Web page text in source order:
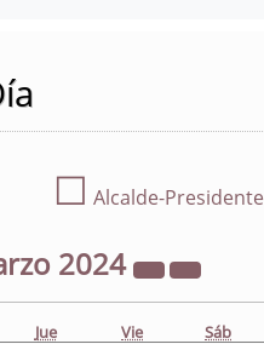
☐ Alcalde-Presidente
2024
Jue Vie Sáb